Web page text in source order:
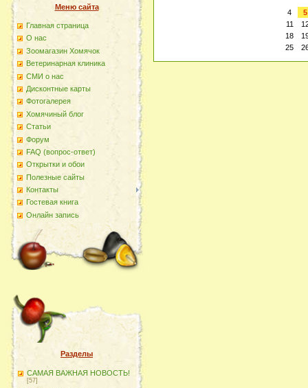
Меню сайта
Главная страница
О наc
Зоомагазин Хомячок
Ветеринарная клиника
СМИ о нас
Дисконтные карты
Фотогалерея
Хомячиный блог
Статьи
Форум
FAQ (вопрос-ответ)
Открытки и обои
Полезные сайты
Контакты
Гостевая книга
Онлайн запись
Разделы
САМАЯ ВАЖНАЯ НОВОСТЬ!
[57]
4
5
11
18
25